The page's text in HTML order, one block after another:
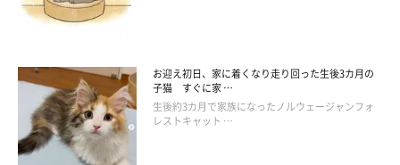
おとなになったうたちゃん。
お迎え初日、家に着くなり走り回った生後3カ月の
子猫 すぐに家 …
生後約3カ月で家族になったノルウェージャンフォ
レストキャット …